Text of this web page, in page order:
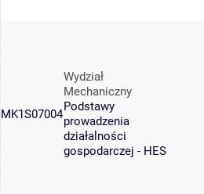
MK1S07004
Wydział
Mechaniczny
Podstawy
prowadzenia
działalności
gospodarczej - HES